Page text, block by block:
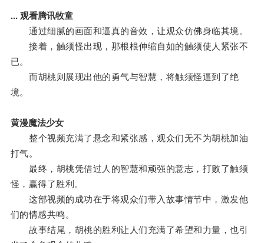
... 观看腾讯牧童
通过细腻的画面和逼真的音效，让观众仿佛身临其境。
接着，触须怪出现，那根根伸缩自如的触须使人紧张不
已。
而胡桃则展现出他的勇气与智慧，将触须怪逼到了绝
境。
黄漫魔法少女
整个视频充满了悬念和紧张感，观众们无不为胡桃加油
打气。
最终，胡桃凭借过人的智慧和顽强的意志，打败了触须
怪，赢得了胜利。
这部视频的成功在于将观众们带入故事情节中，激发他
们的情感共鸣。
故事结尾，胡桃的胜利让人们充满了希望和力量，也引